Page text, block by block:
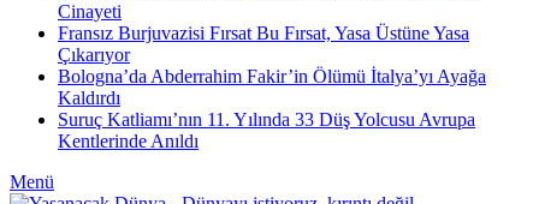
Cinayeti
Fransız Burjuvazisi Fırsat Bu Fırsat, Yasa Üstüne Yasa
Çıkarıyor
Bologna’da Abderrahim Fakir’in Ölümü İtalya’yı Ayağa
Kaldırdı
Suruç Katliamı’nın 11. Yılında 33 Düş Yolcusu Avrupa
Kentlerinde Anıldı
Menü